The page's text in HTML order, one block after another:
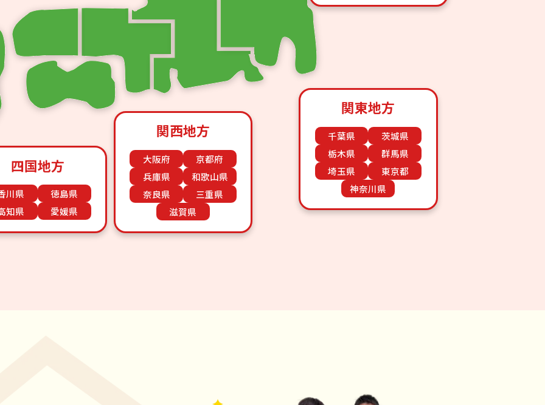
関東地方
千葉県
茨城県
栃木県
群馬県
埼玉県
東京都
神奈川県
関西地方
大阪府
京都府
兵庫県
和歌山県
奈良県
三重県
滋賀県
四国地方
川県
徳島県
知県
愛媛県